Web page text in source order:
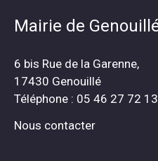
Mairie de
6 bis Rue de la Garenne,
17430 Genouillé
Téléphone : 05 46 27 72 13
Nous contacter